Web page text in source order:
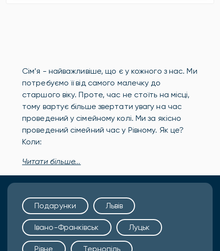
Сім’я - найважливіше, що є у кожного з нас. Ми
потребуємо її від самого малечку до
старшого віку. Проте, час не стоїть на місці,
тому вартує більше звертати увагу на час
проведений у сімейному колі. Ми за якісно
проведений сімейний час у Рівному. Як це?
Коли:
Читати більше...
Подарунки Львів
Івано-Франківськ Луцьк
Рівне Тернопіль